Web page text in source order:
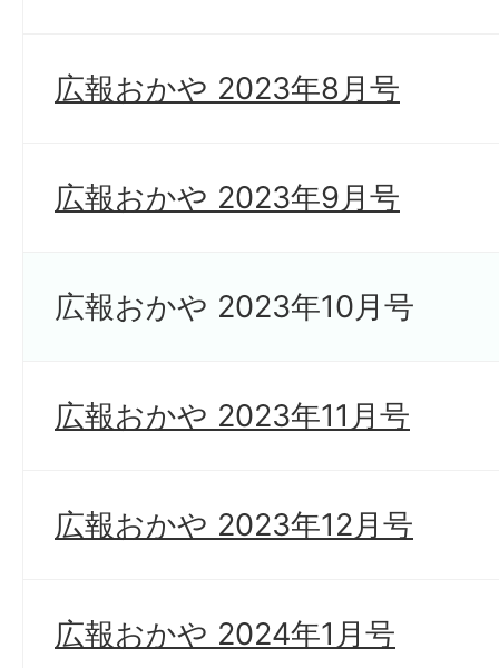
広報おかや 2023年8月号
広報おかや 2023年9月号
広報おかや 2023年10月号
広報おかや 2023年11月号
広報おかや 2023年12月号
広報おかや 2024年1月号